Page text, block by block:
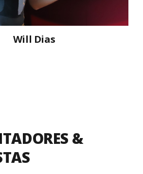
Will Dias
&